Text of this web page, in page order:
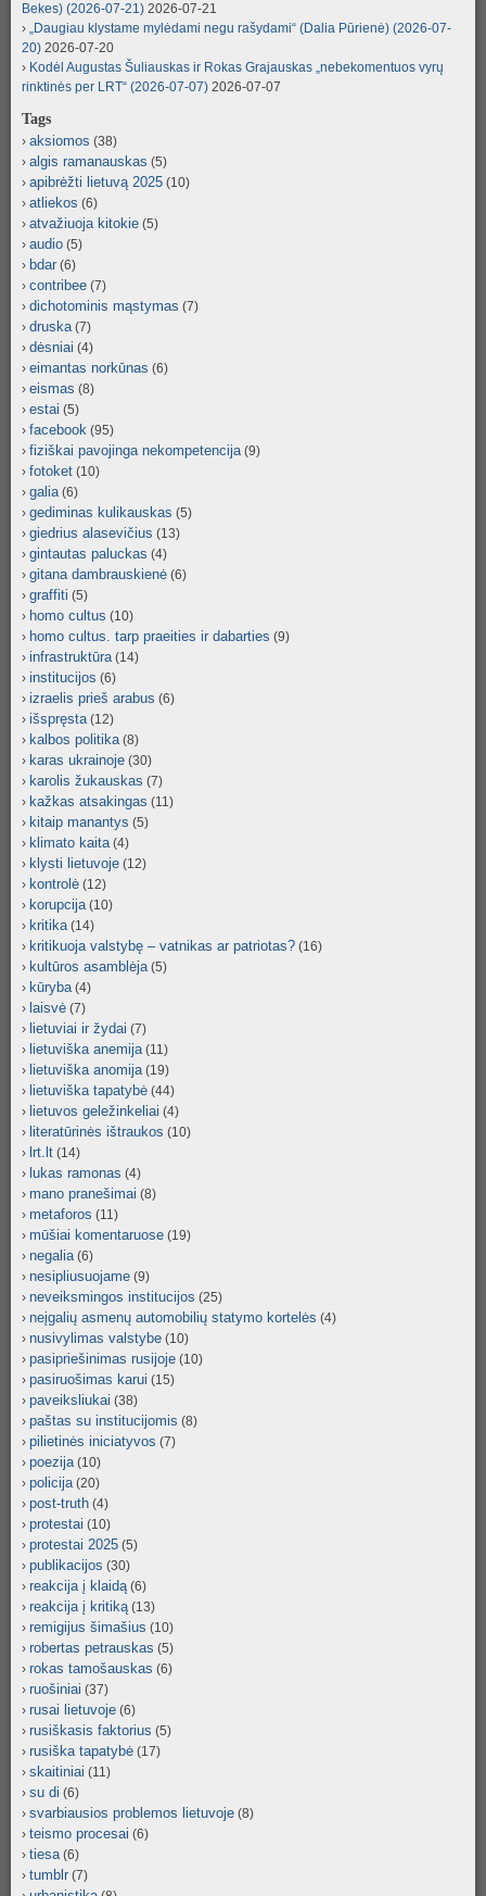
Bekes) (2026-07-21) 2026-07-21
„Daugiau klystame mylėdami negu rašydami“ (Dalia Pūrienė) (2026-07-
20) 2026-07-20
Kodėl Augustas Šuliauskas ir Rokas Grajauskas „nebekomentuos vyrų
rinktinės per LRT“ (2026-07-07) 2026-07-07
Tags
aksiomos (38)
algis ramanauskas (5)
apibrėžti lietuvą 2025 (10)
atliekos (6)
atvažiuoja kitokie (5)
audio (5)
bdar (6)
contribee (7)
dichotominis mąstymas (7)
druska(7)
dėsniai (4)
eimantas norkūnas (6)
eismas (8)
estai (5)
facebook (95)
fiziškai pavojinga nekompetencija(9)
fotoket (10)
galia(6)
gediminas kulikauskas (5)
giedrius alasevičius (13)
gintautas paluckas (4)
gitana dambrauskienė (6)
graffiti (5)
homo cultus (10)
homo cultus. tarp praeities ir dabarties (9)
infrastruktūra(14)
institucijos (6)
izraelis prieš arabus (6)
išspręsta(12)
kalbos politika(8)
karas ukrainoje (30)
karolis žukauskas (7)
kažkas atsakingas (11)
kitaip manantys (5)
klimato kaita(4)
klysti lietuvoje (12)
kontrolė (12)
korupcija(10)
kritika(14)
kritikuoja valstybę – vatnikas ar patriotas? (16)
kultūros asamblėja(5)
kūryba(4)
laisvė (7)
lietuviai ir žydai (7)
lietuviška anemija(11)
lietuviška anomija(19)
lietuviška tapatybė (44)
lietuvos geležinkeliai (4)
literatūrinės ištraukos (10)
lrt.lt (14)
lukas ramonas (4)
mano pranešimai (8)
metaforos (11)
mūšiai komentaruose (19)
negalia(6)
nesipliusuojame (9)
neveiksmingos institucijos (25)
neįgalių asmenų automobilių statymo kortelės (4)
nusivylimas valstybe (10)
pasipriešinimas rusijoje (10)
pasiruošimas karui (15)
paveiksliukai (38)
paštas su institucijomis (8)
pilietinės iniciatyvos (7)
poezija(10)
policija(20)
post-truth (4)
protestai (10)
protestai 2025 (5)
publikacijos (30)
reakcija į klaidą(6)
reakcija į kritiką(13)
remigijus šimašius (10)
robertas petrauskas (5)
rokas tamošauskas (6)
ruošiniai (37)
rusai lietuvoje (6)
rusiškasis faktorius (5)
rusiška tapatybė (17)
skaitiniai (11)
su di (6)
svarbiausios problemos lietuvoje (8)
teismo procesai (6)
tiesa(6)
tumblr (7)